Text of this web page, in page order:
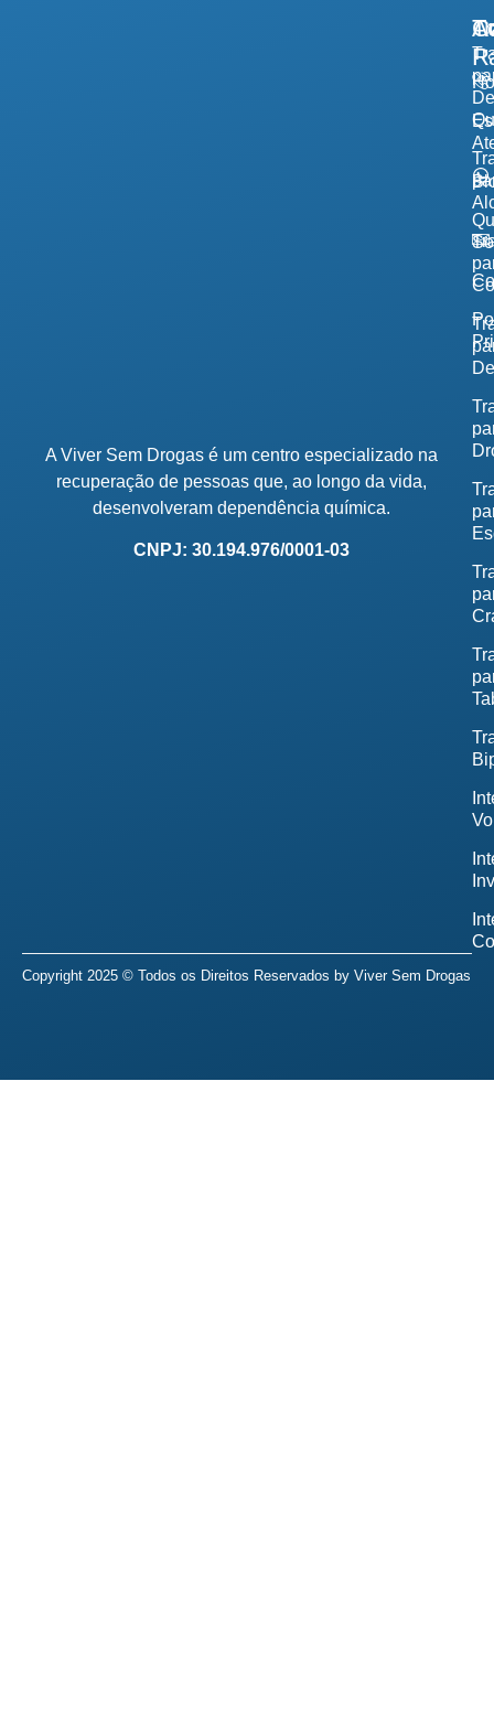
A Viver Sem Drogas é um centro especializado na
recuperação de pessoas que, ao longo da vida,
desenvolveram dependência química.
CNPJ: 30.194.976/0001-03
Copyright 2025 © Todos os Direitos Reservados by Viver Sem Drogas